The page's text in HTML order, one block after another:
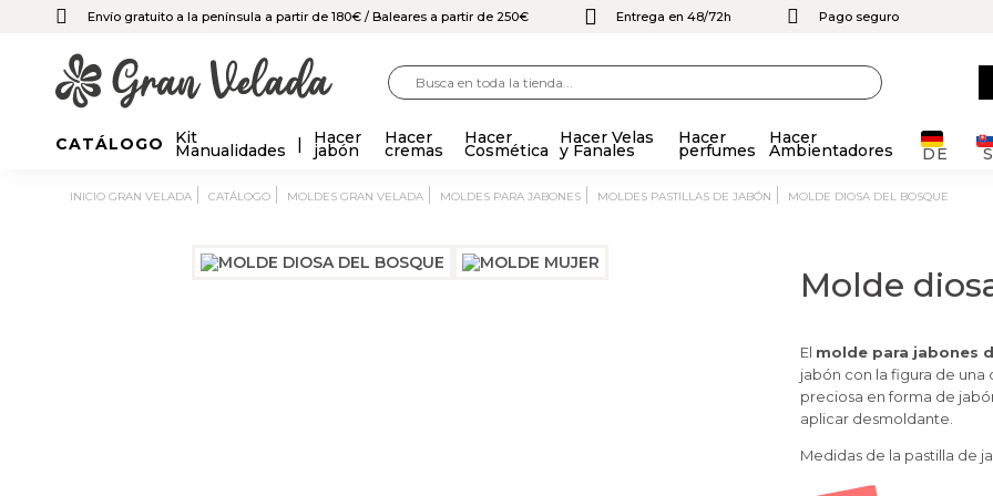
Envío gratuito a la península a partir de 180€ / Baleares a partir de 250€ Entrega en 48/72h Pago seguro
CATÁLOGO Kit
Manualidades
Hacer
jabón
Hacer
cremas
Hacer
Cosmética
Hacer Velas
y Fanales
Hacer
perfumes
Hacer
Ambientadores DE
INICIO GRAN VELADA CATÁLOGO MOLDES GRAN VELADA MOLDES PARA JABONES MOLDES PASTILLAS DE JABÓN MOLDE DIOSA DEL BOSQUE
Molde
El molde para jabones
jabón con la figura de
preciosa en forma de
aplicar desmoldante.
Medidas de la pastilla de